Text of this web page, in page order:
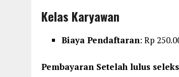
Kelas Karyawan
Biaya Pendaftaran: Rp
Pembayaran Setelah lulus